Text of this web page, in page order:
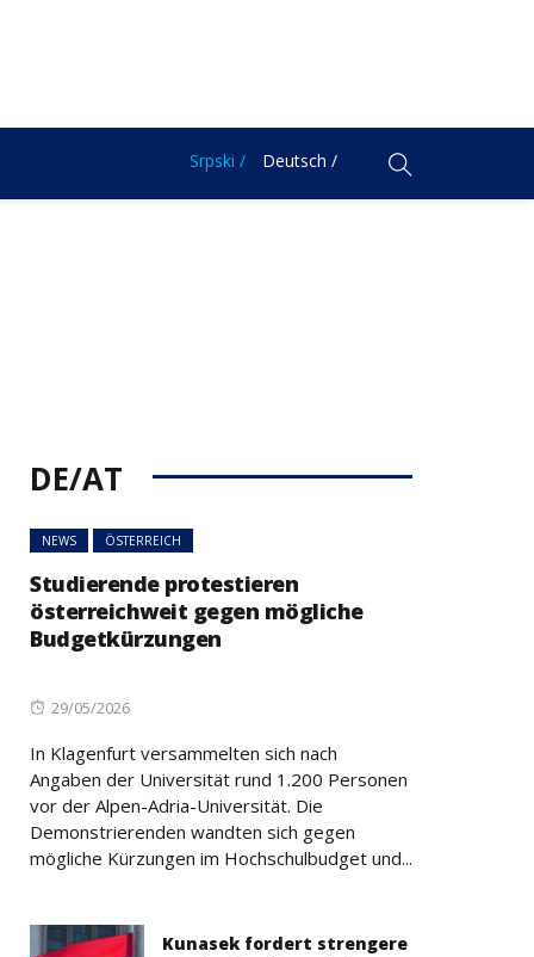
Srpski / Deutsch /
DE/AT
NEWS ÖSTERREICH
Studierende protestieren
österreichweit gegen mögliche
Budgetkürzungen
Posted
29/05/2026
In Klagenfurt versammelten sich nach
Angaben der Universität rund 1.200 Personen
vor der Alpen-Adria-Universität. Die
Demonstrierenden wandten sich gegen
mögliche Kürzungen im Hochschulbudget und...
Kunasek fordert strengere